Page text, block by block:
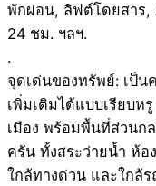
พักผ่อน, ลิฟต์โดยสาร,
24 ชม. ฯลฯ.
.
จุดเด่นของทรัพย์: เป็
เพิ่มเติมได้แบบเรียบห
เมือง พร้อมพื้นที่ส่วนก
ครัน ทั้งสระว่ายน้ำ ห้
ใกล้ทางด่วน และใกล้